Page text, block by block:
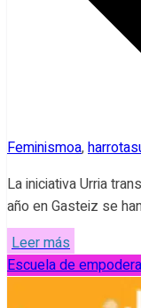
Feminismoa,
La iniciativa Urria
año en Gasteiz se
Leer más
Escuela de